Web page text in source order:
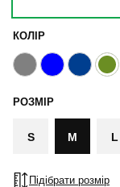
КОЛІР
РОЗМІР
S M L
Підібрати розмір